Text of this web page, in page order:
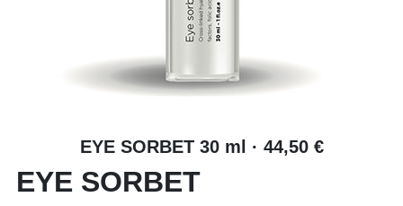
EYE SORBET 30 ml · 44,50 €
EYE SORBET